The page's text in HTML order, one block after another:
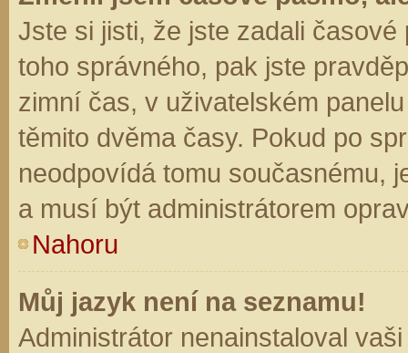
Jste si jisti, že jste zadali
toho správného, pak jste
zimní čas, v uživatelském
těmito dvěma časy. Pokud po
neodpovídá tomu současnému,
a musí být administrátorem
Nahoru
Můj jazyk není na seznamu!
Administrátor nenainstaloval